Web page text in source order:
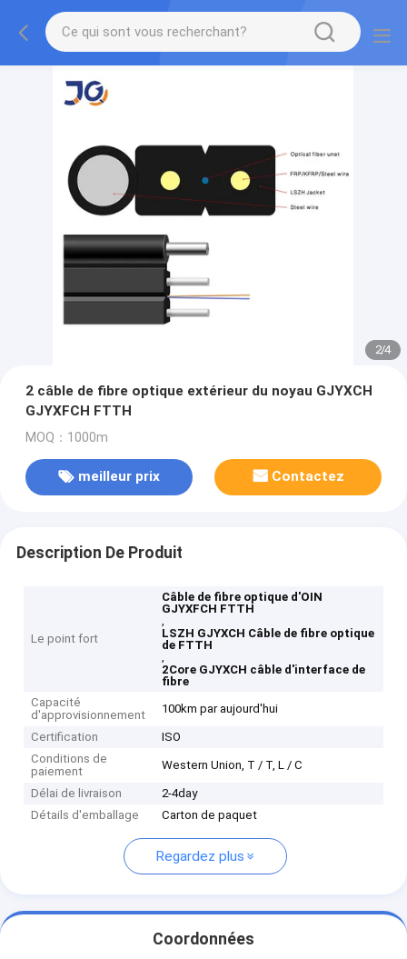
2/4
2 câble de fibre optique extérieur du noyau GJYXCH
GJYXFCH FTTH
MOQ：1000m
meilleur prix Contactez
Description De Produit
Le point fort
Câble de fibre optique d'OIN
GJYXFCH FTTH
,
LSZH GJYXCH Câble de fibre optique
de FTTH
,
2Core GJYXCH câble d'interface de
fibre
Capacité
d'approvisionnement
100km par aujourd'hui
Certification
ISO
Conditions de
paiement
Western Union, T / T, L / C
Délai de livraison
2-4day
Détails d'emballage
Carton de paquet
Regardez plus
Coordonnées